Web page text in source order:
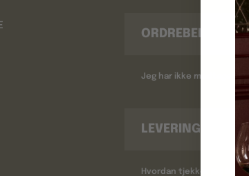
Jeg har ikke modtaget
LEVERINGSTID
Hvordan tjekker jeg